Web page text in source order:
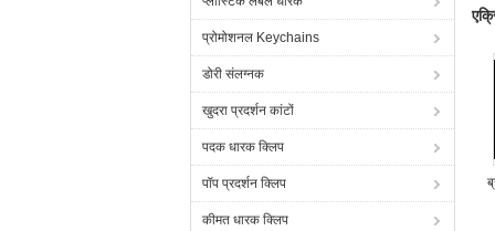
प्रोमोशनल Keychains
डोरी संलग्नक
खुदरा प्रदर्शन कांटों
पदक धारक क्लिप
पॉप प्रदर्शन क्लिप
कीमत धारक क्लिप